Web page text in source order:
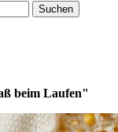
Suchen
beim Laufen"